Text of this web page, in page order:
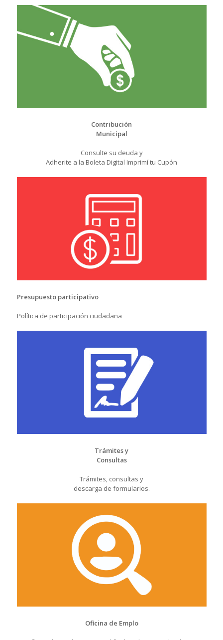
Contribución
Municipal
Consulte su deuda y
Adherite a la Boleta Digital Imprimí tu Cupón
Presupuesto participativo
Política de participación ciudadana
Trámites y
Consultas
Trámites, consultas y
descarga de formularios.
Oficina de Emplo